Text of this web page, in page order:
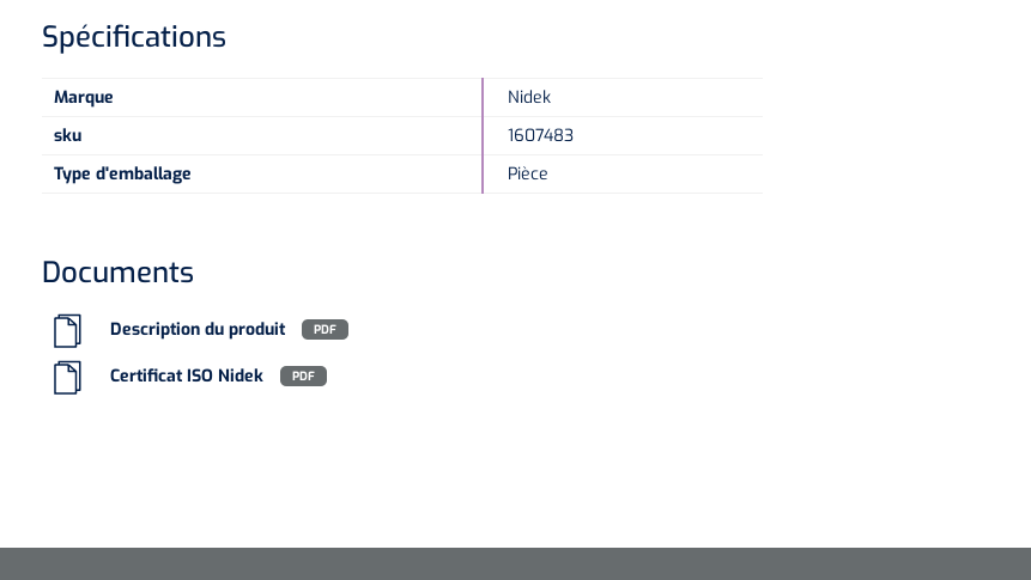
Spécifications
Marque
Nidek
sku
1607483
Type d'emballage
Pièce
Documents
Description du produit PDF
Certificat ISO Nidek PDF